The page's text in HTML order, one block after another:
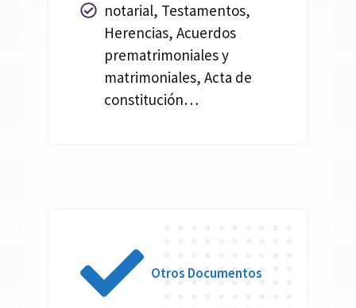
notarial, Testamentos,
Herencias, Acuerdos
prematrimoniales y
matrimoniales, Acta de
constitución…
Otros Documentos